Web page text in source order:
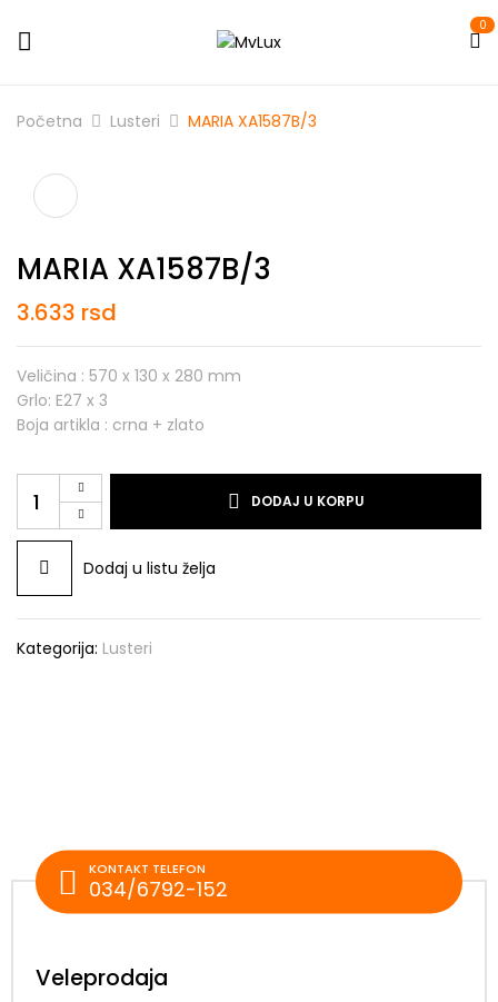
0
Početna Lusteri MARIA XA1587B/3
MARIA XA1587B/3
3.633 rsd
Veličina : 570 x 130 x 280 mm
Grlo: E27 x 3
Boja artikla : crna + zlato
DODAJ U KORPU
Dodaj u listu želja
Kategorija: Lusteri
KONTAKT TELEFON
034/6792-152
Veleprodaja